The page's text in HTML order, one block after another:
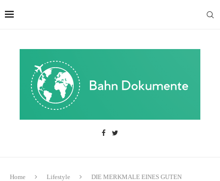
Home Lifestyle
DIE MERKMALE EINES GUTEN